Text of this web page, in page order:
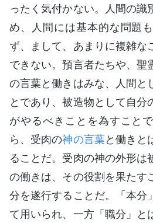
ったく気付かない。人間の識
め、人間には基本的な問題
ず、まして、あまりに複雑な
できない。預言者たちや、聖
の言葉と働きはみな、人間と
とであり、被造物として自分
がやるべきことを為すこと
ら、受肉の神の言葉と働きと
ることだ。受肉の神の外形は
の働きは、その役割を果たす
分を遂行することだ。「本分
て用いられ、一方「職分」と